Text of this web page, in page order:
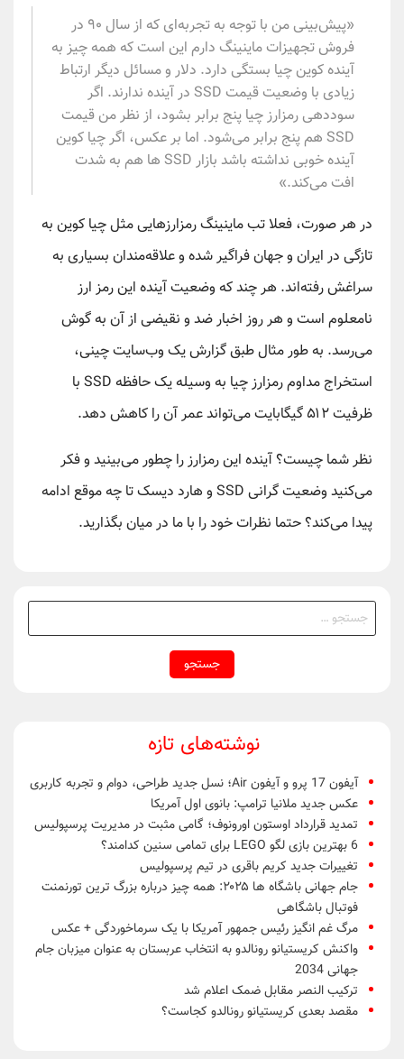
«پیش‌بینی من با توجه به تجربه‌ای که از سال ۹۰ در
فروش تجهیزات ماینینگ دارم این است که همه چیز به
آینده کوین چیا بستگی دارد. دلار و مسائل دیگر ارتباط
زیادی با وضعیت قیمت SSD در آینده ندارند. اگر
سوددهی رمزارز چیا پنج برابر بشود، از نظر من قیمت
SSD هم پنج برابر می‌شود. اما بر عکس، اگر چیا کوین
آینده خوبی نداشته باشد بازار SSD ها هم به شدت
افت می‌کند.»
در هر صورت، فعلا تب ماینینگ رمزارزهایی مثل چیا کوین به
تازگی در ایران و جهان فراگیر شده و علاقه‌مندان بسیاری به
سراغش رفته‌اند. هر چند که وضعیت آینده این رمز ارز
نامعلوم است و هر روز اخبار ضد و نقیضی از آن به گوش
می‌رسد. به طور مثال طبق گزارش یک وب‌سایت چینی،
استخراج مداوم رمزارز چیا به وسیله یک حافظه SSD با
ظرفیت ۵۱۲ گیگابایت می‌تواند عمر آن را کاهش دهد.
نظر شما چیست؟ آینده این رمزارز را چطور می‌بینید و فکر
می‌کنید وضعیت گرانی SSD و هارد دیسک تا چه موقع ادامه
پیدا می‌کند؟ حتما نظرات خود را با ما در میان بگذارید.
جستجو
برای:
نوشته‌های تازه
آیفون 17 پرو و آیفون Air؛ نسل جدید طراحی، دوام و تجربه کاربری
عکس جدید ملانیا ترامپ: بانوی اول آمریکا
تمدید قرارداد اوستون اورونوف؛ گامی مثبت در مدیریت پرسپولیس
6 بهترین بازی لگو LEGO برای تمامی سنین کدامند؟
تغییرات جدید کریم باقری در تیم پرسپولیس
جام جهانی باشگاه ها ۲۰۲۵: همه چیز درباره بزرگ ترین تورنمنت
فوتبال باشگاهی
مرگ غم انگیز رئیس جمهور آمریکا با یک سرماخوردگی + عکس
واکنش کریستیانو رونالدو به انتخاب عربستان به عنوان میزبان جام
جهانی 2034
ترکیب النصر مقابل ضمک اعلام شد
مقصد بعدی کریستیانو رونالدو کجاست؟